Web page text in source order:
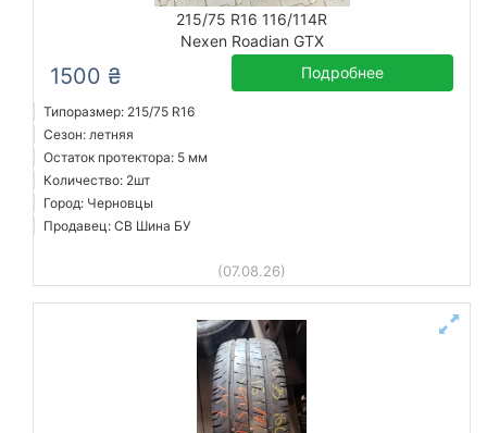
215/75 R16 116/114R
Nexen Roadian GTX
1500 ₴ Подробнее
Типоразмер: 215/75 R16
Сезон: летняя
Остаток протектора: 5 мм
Количество: 2шт
Город: Черновцы
Продавец: СВ Шина БУ
(07.08.26)